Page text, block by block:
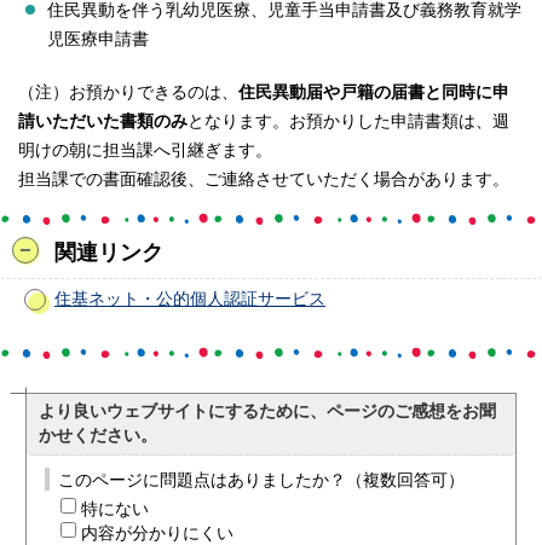
住民異動を伴う乳幼児医療、児童手当申請書及び義務教育就学
児医療申請書
（注）お預かりできるのは、 住民異動届や戸籍の届書と同時に申
請いただいた書類のみとなります。お預かりした申請書類は、週
明けの朝に担当課へ引継ぎます。
担当課での書面確認後、ご連絡させていただく場合があります。
関連リンク
住基ネット・公的個人認証サービス
より良いウェブサイトにするために、ページのご感想をお聞
かせください。
このページに問題点はありましたか？（複数回答可）
特にない
内容が分かりにくい